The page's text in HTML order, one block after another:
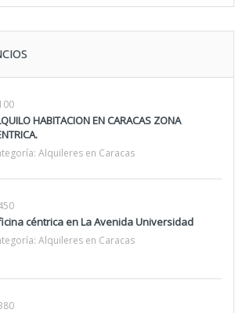
HABITACION EN CARACAS ZONA
Alquileres en Caracas
céntrica en La Avenida Universidad
Alquileres en Caracas